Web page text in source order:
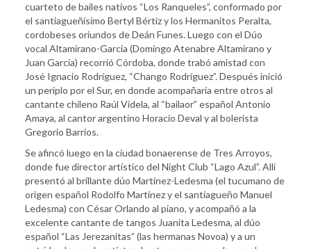
cuarteto de bailes nativos “Los Ranqueles”, conformado por
el santiagueñísimo Bertyl Bértiz y los Hermanitos Peralta,
cordobeses oriundos de Deán Funes. Luego con el Dúo
vocal Altamirano-García (Domingo Atenabre Altamirano y
Juan García) recorrió Córdoba, donde trabó amistad con
José Ignacio Rodríguez, “Chango Rodríguez”. Después inició
un periplo por el Sur, en donde acompañaría entre otros al
cantante chileno Raúl Videla, al “bailaor” español Antonio
Amaya, al cantor argentino Horacio Deval y al bolerista
Gregorio Barrios.
Se afincó luego en la ciudad bonaerense de Tres Arroyos,
donde fue director artístico del Night Club “Lago Azul”. Allí
presentó al brillante dúo Martínez-Ledesma (el tucumano de
origen español Rodolfo Martínez y el santiagueño Manuel
Ledesma) con César Orlando al piano, y acompañó a la
excelente cantante de tangos Juanita Ledesma, al dúo
español “Las Jerezanitas” (las hermanas Novoa) y a un